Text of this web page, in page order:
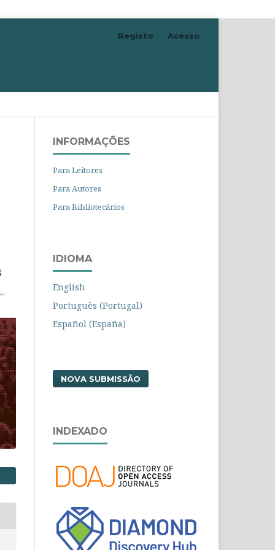
Registo Acesso
INFORMAÇÕES
Para Leitores
Para Autores
Para Bibliotecários
IDIOMA
English
Português (Portugal)
Español (España)
NOVA SUBMISSÃO
INDEXADO